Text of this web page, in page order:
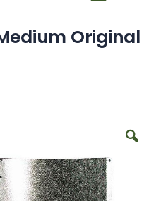
Original